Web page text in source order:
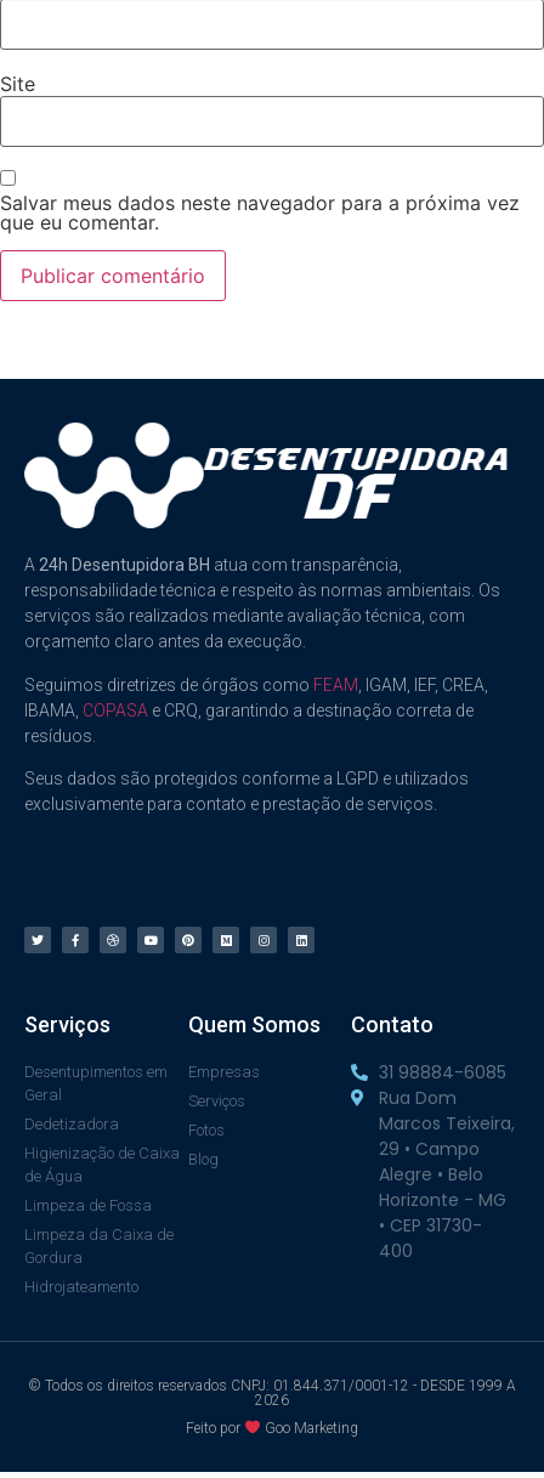
Site
Salvar meus dados neste navegador para a próxima vez
que eu comentar.
A24h Desentupidora BH atua com transparência,
responsabilidade técnica e respeito às normas ambientais. Os
serviços são realizados mediante avaliação técnica, com
orçamento claro antes da execução.
Seguimos diretrizes de órgãos como FEAM , IGAM, IEF, CREA,
IBAMA, COPASA e CRQ, garantindo a destinação correta de
resíduos.
Seus dados são protegidos conforme a LGPD e utilizados
exclusivamente para contato e prestação de serviços.
Serviços
Desentupimentos em
Geral
Dedetizadora
Higienização de Caixa
de Água
Limpeza de Fossa
Limpeza da Caixa de
Gordura
Hidrojateamento
Quem Somos
Empresas
Serviços
Fotos
Blog
Contato
31 98884-6085
Rua Dom
Marcos Teixeira,
29 • Campo
Alegre • Belo
Horizonte - MG
• CEP 31730-
400
© Todos os direitos reservados CNPJ: 01.844.371/0001-12 - DESDE 1999 A
2026
Feito por
Goo Marketing